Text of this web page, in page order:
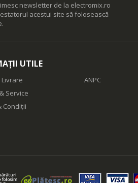
newsletter de la electromix.ro
acestui site să folosească
UTILE
Service
Condiții
ANPC